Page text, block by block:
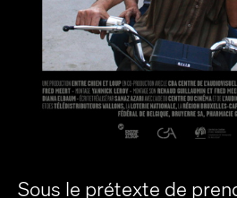
Sous le prétexte de